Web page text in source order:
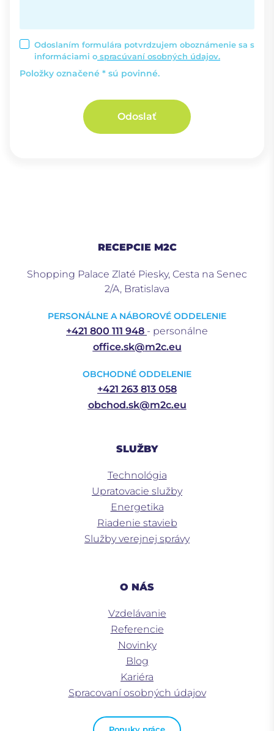
Odoslaním formulára potvrdzujem oboznámenie sa s
informáciami o spracúvaní osobných údajov.
Položky označené * sú povinné.
Odoslať
RECEPCIE M2C
Shopping Palace Zlaté Piesky, Cesta na Senec
2/A, Bratislava
PERSONÁLNE A NÁBOROVÉ ODDELENIE
+421 800 111 948 - personálne
office.sk@m2c.eu
OBCHODNÉ ODDELENIE
+421 263 813 058
obchod.sk@m2c.eu
SLUŽBY
Technológia
Upratovacie služby
Energetika
Riadenie stavieb
Služby verejnej správy
O NÁS
Vzdelávanie
Referencie
Novinky
Blog
Kariéra
Spracovaní osobných údajov